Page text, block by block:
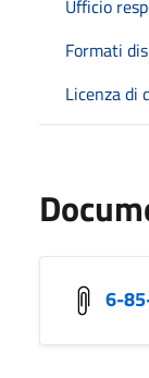
Ufficio
Formati
Licenza di
6-